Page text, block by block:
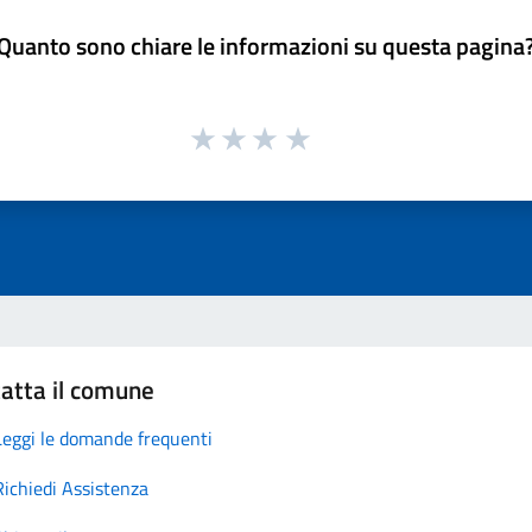
sono chiare le informazioni su questa
il comune
le domande frequenti
Assistenza